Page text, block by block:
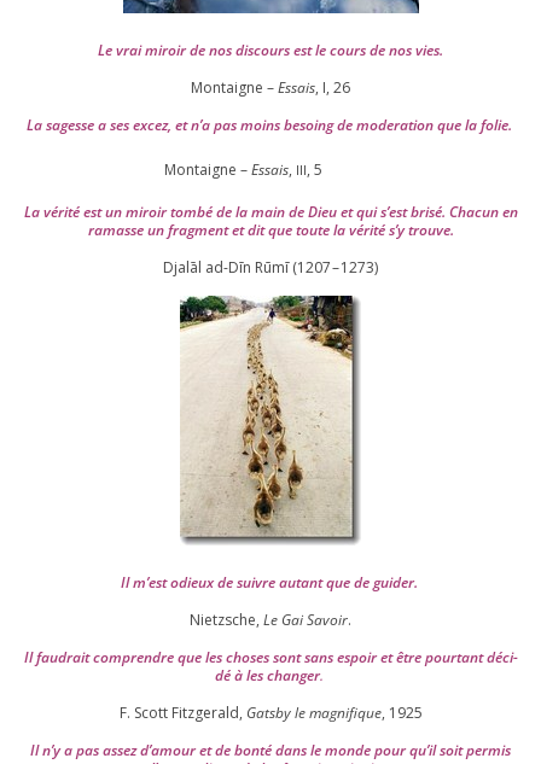
Le vrai miroir de nos dis­cours est le cours de nos vies.
Montaigne –Essais, I, 26
La sagesse a ses excez, et n’a pas moins besoing de mode­ra­tion que la folie.
Montaigne –Essais, III, 5
La véri­té est un miroir tom­bé de la main de Dieu et qui s’est bri­sé. Chacun en
ramasse un frag­ment et dit que toute la véri­té s’y trouve.
Djalāl ad-Dīn Rūmī (1207–1273)
Il m’est odieux de suivre autant que de gui­der.
Nietzsche, Le Gai Savoir.
Il fau­drait com­prendre que les choses sont sans espoir et être pour­tant déci­
dé à les chan­ger.
F. Scott Fitzgerald, Gatsby le magni­fique, 1925
Il n’y a pas assez d’a­mour et de bon­té dans le monde pour qu’il soit per­mis